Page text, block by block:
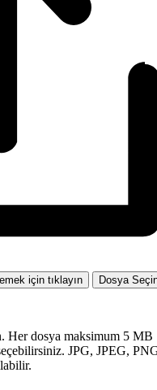
için tıklayın Dosya
Her dosya maksimum 5 MB
JPG, JPEG,